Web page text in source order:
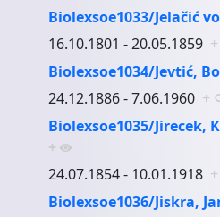
Biolexsoe1033/Jelačić
16.10.1801 - 20.05.1859 +
Biolexsoe1034/Jevtić,
24.12.1886 - 7.06.1960 +
Biolexsoe1035/Jirecek,
+
24.07.1854 - 10.01.1918 +
Biolexsoe1036/Jiskra,